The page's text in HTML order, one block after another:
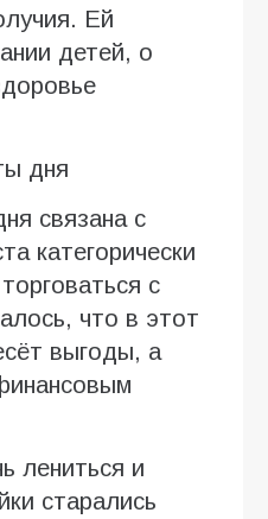
Ей
детей, о
дня
связана с
категорически
с
что в этот
выгоды, а
лениться и
старались